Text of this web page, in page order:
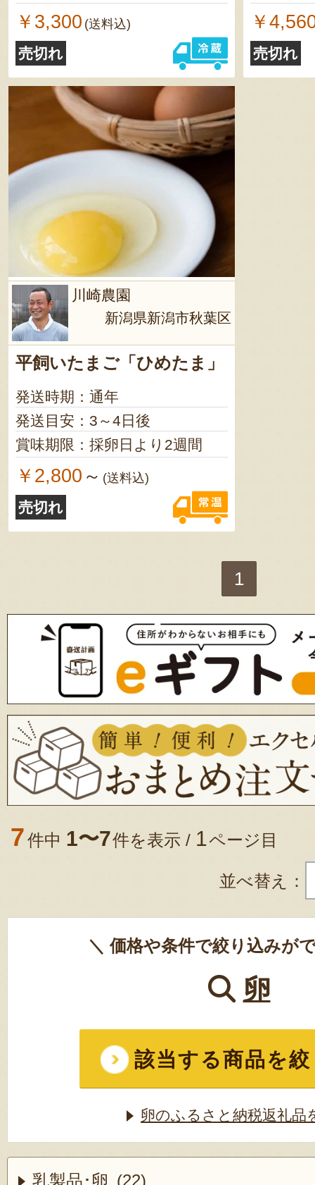
￥3,300 (送料込)
売切れ
￥
売切れ
川崎農園
新潟県新潟市秋葉区
平飼いたまご「ひめたま」
発送時期：通年
発送目安：3～4日後
賞味期限：採卵日より2週間
￥2,800 ～ (送料込)
売切れ
1
7件中 1〜7件を表示 / 1ページ目
並べ替え：
＼ 価格や条件で絞り込みが
卵
該当する商品を
卵のふるさと納税返礼品
乳製品･卵 (22)